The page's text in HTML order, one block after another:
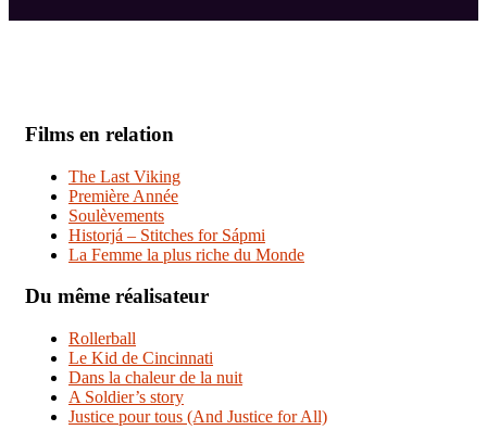
Films en relation
The Last Viking
Première Année
Soulèvements
Historjá – Stitches for Sápmi
La Femme la plus riche du Monde
Du même réalisateur
Rollerball
Le Kid de Cincinnati
Dans la chaleur de la nuit
A Soldier’s story
Justice pour tous (And Justice for All)